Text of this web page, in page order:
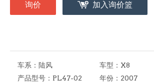
询价 加入询价篮
车系： 陆风 车型： X8
产品型号： PL47-02 年份： 2007